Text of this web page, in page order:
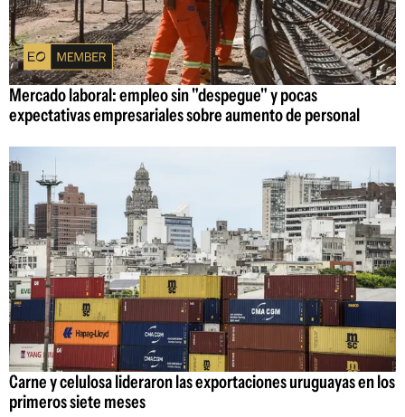
Mercado laboral: empleo sin "despegue" y pocas
expectativas empresariales sobre aumento de personal
Carne y celulosa lideraron las exportaciones uruguayas en los
primeros siete meses